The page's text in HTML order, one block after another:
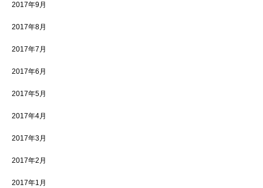
2017年9月
2017年8月
2017年7月
2017年6月
2017年5月
2017年4月
2017年3月
2017年2月
2017年1月